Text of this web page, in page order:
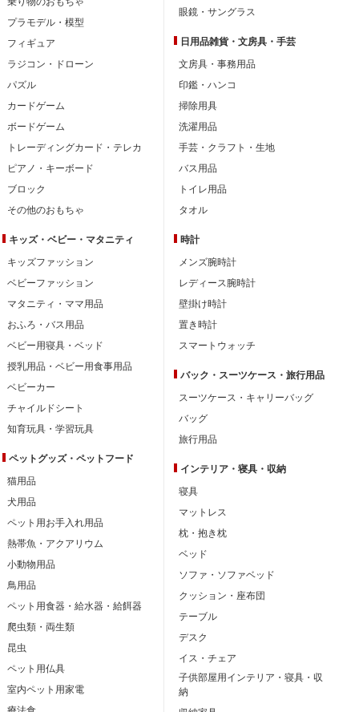
プラモデル・模型
フィギュア
ラジコン・ドローン
パズル
カードゲーム
ボードゲーム
トレーディングカード・テレカ
ピアノ・キーボード
ブロック
その他のおもちゃ
キッズ・ベビー・ マタニティ
キッズファッション
ベビーファッション
マタニティ・ママ用品
おふろ・バス用品
ベビー用寝具・ベッド
授乳用品・ベビー用食事用品
ベビーカー
チャイルドシート
知育玩具・学習玩具
ペットグッズ・ペットフード
猫用品
犬用品
ペット用お手入れ用品
熱帯魚・アクアリウム
小動物用品
鳥用品
ペット用食器・給水器・給餌器
爬虫類・両生類
昆虫
ペット用仏具
室内ペット用家電
眼鏡・サングラス
日用品雑貨・文房具・手芸
文房具・事務用品
印鑑・ハンコ
掃除用具
洗濯用品
手芸・クラフト・生地
バス用品
トイレ用品
タオル
時計
メンズ腕時計
レディース腕時計
壁掛け時計
置き時計
スマートウォッチ
バック・スーツケース・旅行用品
スーツケース・キャリーバッグ
バッグ
旅行用品
インテリア・ 寝具・収納
寝具
マットレス
枕・抱き枕
ベッド
ソファ・ソファベッド
クッション・座布団
テーブル
デスク
イス・チェア
子供部屋用インテリア・寝具・収
納